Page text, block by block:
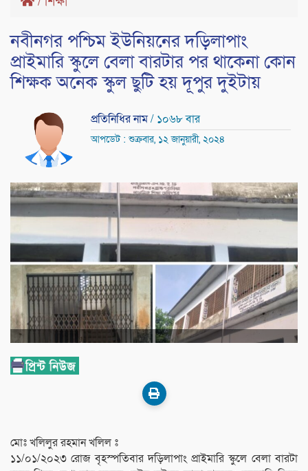
নবীনগর পশ্চিম ইউনিয়নের দড়িলাপাং
প্রাইমারি স্কুলে বেলা বারটার পর থাকেনা কোন
শিক্ষক অনেক স্কুল ছুটি হয় দূপুর দুইটায়
প্রতিনিধির নাম/ ১০৬৮ বার
আপডেট : শুক্রবার, ১২ জানুয়ারী, ২০২৪
মোঃ খলিলুর রহমান খলিল ঃ
১১/০১/২০২৩ রোজ বৃহস্পতিবার দড়িলাপাং প্রাইমারি স্কুলে বেলা বারটা